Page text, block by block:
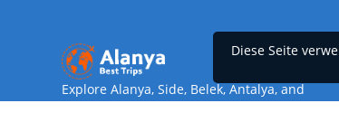
Explore Alanya, Side, Belek, Antalya, and
Diese Seite